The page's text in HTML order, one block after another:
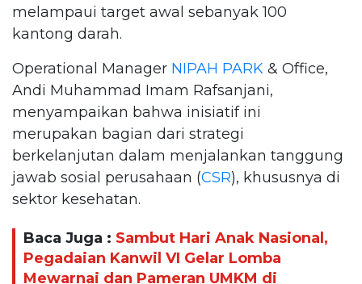
melampaui target awal sebanyak 100
kantong darah.
Operational Manager NIPAH PARK & Office,
Andi Muhammad Imam Rafsanjani,
menyampaikan bahwa inisiatif ini
merupakan bagian dari strategi
berkelanjutan dalam menjalankan tanggung
jawab sosial perusahaan (CSR), khususnya di
sektor kesehatan.
Baca Juga : Sambut Hari Anak Nasional,
Pegadaian Kanwil VI Gelar Lomba
Mewarnai dan Pameran UMKM di